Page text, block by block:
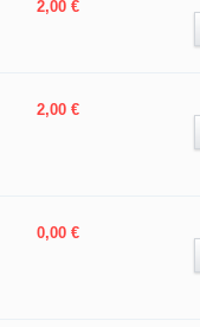
Prix
2,00 €
Prix
2,00 €
Prix
0,00 €